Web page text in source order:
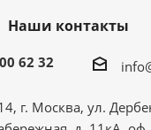
Наши контакты
62 32
г. Москва, ул.